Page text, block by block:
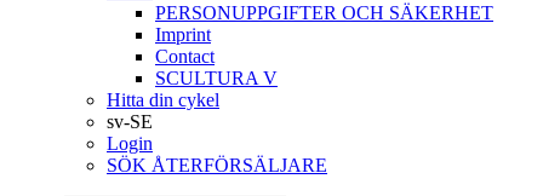
PERSONUPPGIFTER OCH SÄKERHET
Imprint
Contact
SCULTURA V
Hitta din cykel
sv-SE
Login
SÖK ÅTERFÖRSÄLJARE